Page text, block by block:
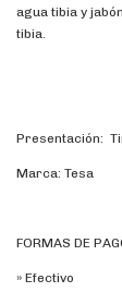
agua tibia y
tibia.
Presentación:
Marca: Tesa
FORMAS DE
» Efectivo